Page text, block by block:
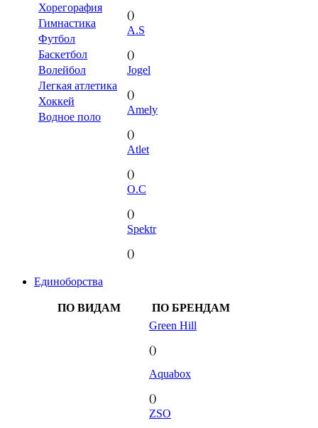
Хорегорафия
Гимнастика
Футбол
Баскетбол
Волейбол
Легкая атлетика
Хоккей
Водное поло
()
A.S
()
Jogel
()
Amely
()
Atlet
()
O.C
()
Spektr
()
Единоборства
ПО ВИДАМ
ПО БРЕНДАМ
Green Hill
()
Aquabox
()
ZSO